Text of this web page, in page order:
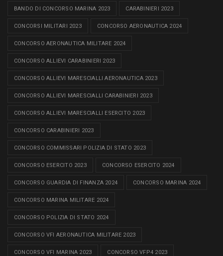
BANDO DI CONCORSO MARINA 2023 CARABINIERI 2023
CONCORSI MILITARI 2023 CONCORSO AERONAUTICA 2024
CONCORSO AERONAUTICA MILITARE 2024
CONCORSO ALLIEVI CARABINIERI 2023
CONCORSO ALLIEVI MARESCIALLI AERONAUTICA 2023
CONCORSO ALLIEVI MARESCIALLI CARABINIERI 2023
CONCORSO ALLIEVI MARESCIALLI ESERCITO 2023
CONCORSO CARABINIERI 2023
CONCORSO COMMISSARI POLIZIA DI STATO 2023
CONCORSO ESERCITO 2023 CONCORSO ESERCITO 2024
CONCORSO GUARDIA DI FINANZA 2024 CONCORSO MARINA 2024
CONCORSO MARINA MILITARE 2024
CONCORSO POLIZIA DI STATO 2024
CONCORSO VFI AERONAUTICA MILITARE 2023
CONCORSO VFI MARINA 2023 CONCORSO VFP4 2023